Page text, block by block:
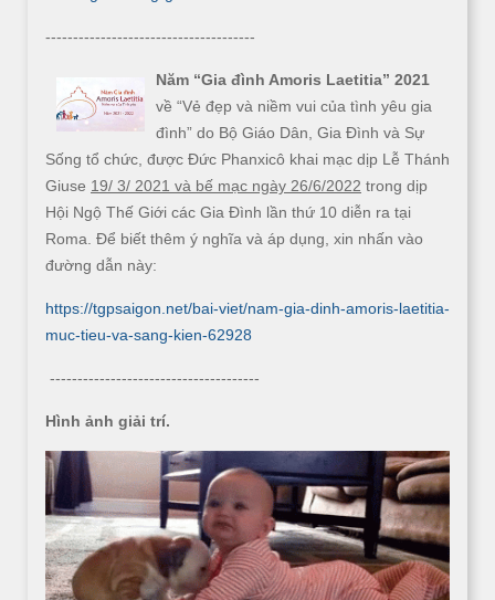
--------------------------------------
Năm “Gia đình Amoris Laetitia” 2021
về “Vẻ đẹp và niềm vui của tình yêu gia
đình” do Bộ Giáo Dân, Gia Đình và Sự
Sống tổ chức, được Đức Phanxicô khai mạc dịp Lễ Thánh
Giuse 19/ 3/ 2021 và bế mạc ngày 26/6/2022 trong dịp
Hội Ngộ Thế Giới các Gia Đình lần thứ 10 diễn ra tại
Roma. Để biết thêm ý nghĩa và áp dụng, xin nhấn vào
đường dẫn này:
https://tgpsaigon.net/bai-viet/nam-gia-dinh-amoris-laetitia-
muc-tieu-va-sang-kien-62928
--------------------------------------
Hình ảnh giải trí.